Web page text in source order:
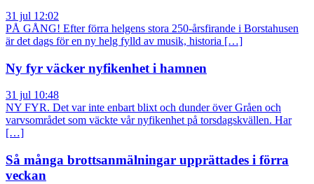
31 jul 12:02
PÅ GÅNG! Efter förra helgens stora 250-årsfirande i Borstahusen
är det dags för en ny helg fylld av musik, historia […]
Ny fyr väcker nyfikenhet i hamnen
31 jul 10:48
NY FYR. Det var inte enbart blixt och dunder över Gråen och
varvsområdet som väckte vår nyfikenhet på torsdagskvällen. Har
[…]
Så många brottsanmälningar upprättades i förra
veckan